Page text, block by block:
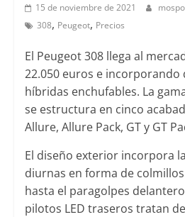
15 de noviembre de 2021
308, Peugeot, Precios
El Peugeot 308 llega al
22.050 euros e incorporando
híbridas enchufables. La
se estructura en cinco
Allure, Allure Pack, GT y GT
El diseño exterior incorpora
diurnas en forma de
hasta el paragolpes
pilotos LED traseros tratan